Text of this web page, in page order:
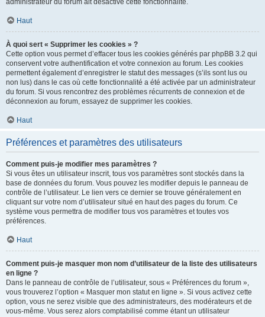
administrateur du forum ait désactivé cette fonctionnalité.
Haut
À quoi sert « Supprimer les cookies » ?
Cette option vous permet d’effacer tous les cookies générés par phpBB 3.2 qui
conservent votre authentification et votre connexion au forum. Les cookies
permettent également d’enregistrer le statut des messages (s’ils sont lus ou
non lus) dans le cas où cette fonctionnalité a été activée par un administrateur
du forum. Si vous rencontrez des problèmes récurrents de connexion et de
déconnexion au forum, essayez de supprimer les cookies.
Haut
Préférences et paramètres des utilisateurs
Comment puis-je modifier mes paramètres ?
Si vous êtes un utilisateur inscrit, tous vos paramètres sont stockés dans la
base de données du forum. Vous pouvez les modifier depuis le panneau de
contrôle de l’utilisateur. Le lien vers ce dernier se trouve généralement en
cliquant sur votre nom d’utilisateur situé en haut des pages du forum. Ce
système vous permettra de modifier tous vos paramètres et toutes vos
préférences.
Haut
Comment puis-je masquer mon nom d’utilisateur de la liste des utilisateurs
en ligne ?
Dans le panneau de contrôle de l’utilisateur, sous « Préférences du forum »,
vous trouverez l’option « Masquer mon statut en ligne ». Si vous activez cette
option, vous ne serez visible que des administrateurs, des modérateurs et de
vous-même. Vous serez alors comptabilisé comme étant un utilisateur